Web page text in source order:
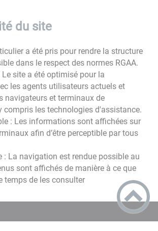
du site
a été pris pour rendre la structure
dans le respect des normes RGAA.
Le site a été optimisé pour la
les agents utilisateurs actuels et
navigateurs et terminaux de
compris les technologies d'assistance.
: Les informations sont affichées sur
afin d’être perceptible par tous
: La navigation est rendue possible au
sont affichés de manière à ce que
temps de les consulter